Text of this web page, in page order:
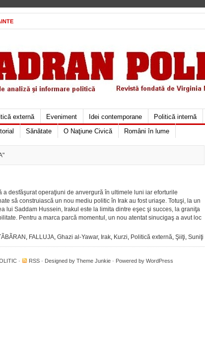
externă Eveniment Idei contemporane Politică internă
Sănătate O Naţiune Civică Români în lume
a desfăşurat operaţiuni de anvergură în ultimele luni iar eforturile
să construiască un nou mediu politic în Irak au fost uriaşe. Totuşi, la un
lui Saddam Hussein, Irakul este la limita dintre eşec şi succes, la graniţa
Pentru a marca parcă momentul, un nou atentat sinucigaş a avut loc
, FALLUJA, Ghazi al-Yawar, Irak, Kurzi, Politică externă, Şiiţi, Suniţi
· RSS · Designed by Theme Junkie · Powered by WordPress